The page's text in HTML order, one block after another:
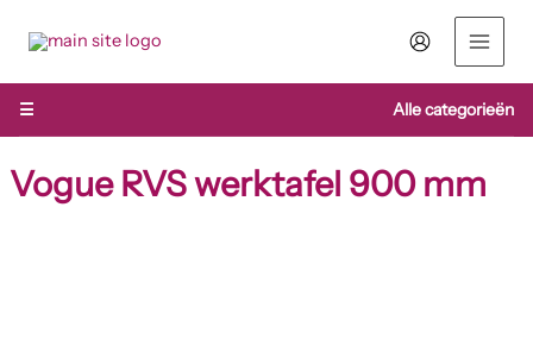
naar
inhoud
☰
Alle categorieën
Vogue RVS werktafel 900 mm